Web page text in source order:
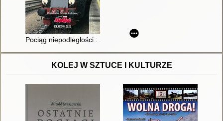
Pociąg niepodległości : Solidarność 1980-2020
KOLEJ W SZTUCE I KULTURZE